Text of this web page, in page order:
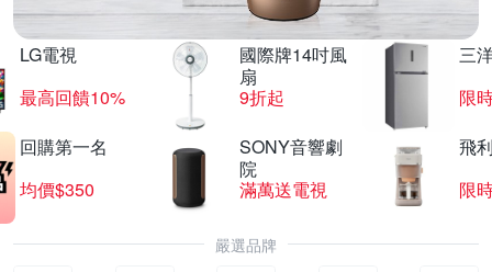
LG電視
最高回饋10%
國際牌14吋風
扇
9折起
三
限
回購第一名
均價$350
SONY音響劇
院
滿萬送電視
飛
限
嚴選品牌